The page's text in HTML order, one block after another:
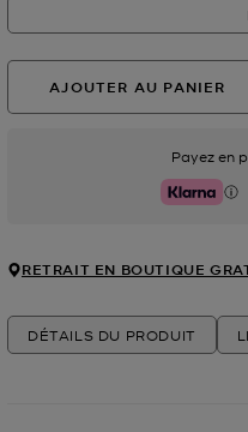
AJOUTER AU PANIER
Payez en
Klarna
RETRAIT EN BOUTIQUE
DÉTAILS DU PRODUIT